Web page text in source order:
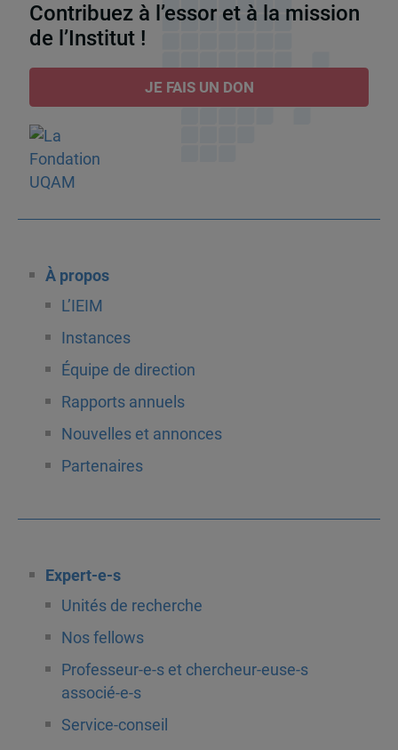
Contribuez à l’essor et à la mission
de l’Institut !
JE FAIS UN DON
À propos
L’IEIM
Instances
Équipe de direction
Rapports annuels
Nouvelles et annonces
Partenaires
Expert-e-s
Unités de recherche
Nos fellows
Professeur-e-s et chercheur-euse-s
associé-e-s
Service-conseil